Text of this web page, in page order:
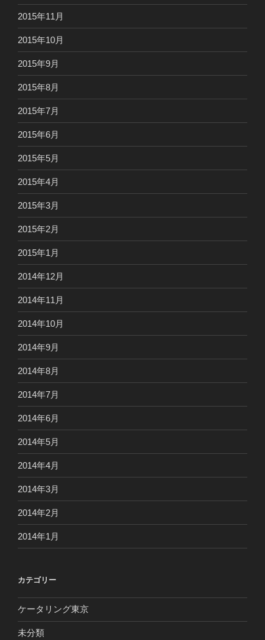
2015年11月
2015年10月
2015年9月
2015年8月
2015年7月
2015年6月
2015年5月
2015年4月
2015年3月
2015年2月
2015年1月
2014年12月
2014年11月
2014年10月
2014年9月
2014年8月
2014年7月
2014年6月
2014年5月
2014年4月
2014年3月
2014年2月
2014年1月
カテゴリー
ケータリング東京
未分類